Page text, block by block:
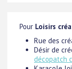
Pour Loisirs
Rue des
Désir de
décopatch